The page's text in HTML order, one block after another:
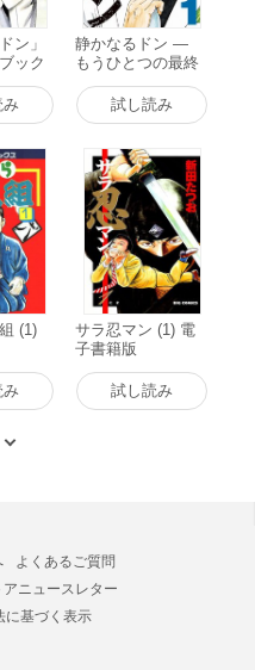
ン」
ック
み
静かなるドン ―
もうひとつの最終
章 ―(1) 電子書籍
版
試し読み
(1)
み
サラ忍マン (1) 電
子書籍版
試し読み
よくあるご質問
アニュースレター
に基づく表示